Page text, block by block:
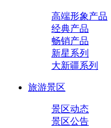
高端形象产品
经典产品
畅销产品
新星系列
大新疆系列
旅游景区
景区动态
景区公告